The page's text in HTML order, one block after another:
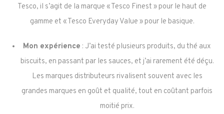
Tesco, il s’agit de la marque « Tesco Finest » pour le haut de
gamme et « Tesco Everyday Value » pour le basique.
Mon expérience : J’ai testé plusieurs produits, du thé aux
biscuits, en passant par les sauces, et j’ai rarement été déçu.
Les marques distributeurs rivalisent souvent avec les
grandes marques en goût et qualité, tout en coûtant parfois
moitié prix.